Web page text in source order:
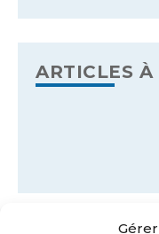
ARTICLES